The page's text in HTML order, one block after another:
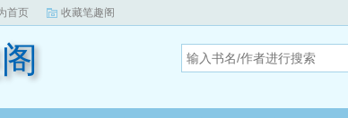
首页 收藏笔趣阁